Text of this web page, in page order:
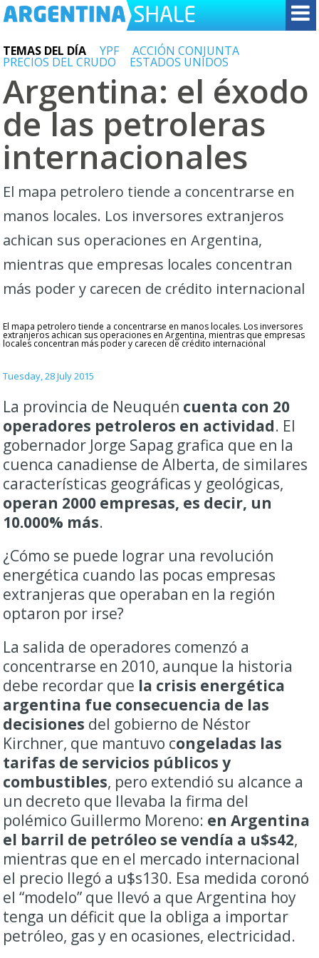
TEMAS DEL DÍA YPF ACCIÓN CONJUNTA
PRECIOS DEL CRUDO ESTADOS UNIDOS
Argentina: el éxodo
de las petroleras
internacionales
El mapa petrolero tiende a concentrarse en
manos locales. Los inversores extranjeros
achican sus operaciones en Argentina,
mientras que empresas locales concentran
más poder y carecen de crédito internacional
El mapa petrolero tiende a concentrarse en manos locales. Los inversores
extranjeros achican sus operaciones en Argentina, mientras que empresas
locales concentran más poder y carecen de crédito internacional
Tuesday, 28 July 2015
La provincia de Neuquén cuenta con 20
operadores petroleros en actividad. El
gobernador Jorge Sapag grafica que en la
cuenca canadiense de Alberta, de similares
características geográficas y geológicas,
operan 2000 empresas, es decir, un
10.000% más.
¿Cómo se puede lograr una revolución
energética cuando las pocas empresas
extranjeras que operaban en la región
optaron por irse?
La salida de operadores comenzó a
concentrarse en 2010, aunque la historia
debe recordar que la crisis energética
argentina fue consecuencia de las
decisiones del gobierno de Néstor
Kirchner, que mantuvo congeladas las
tarifas de servicios públicos y
combustibles, pero extendió su alcance a
un decreto que llevaba la firma del
polémico Guillermo Moreno: en Argentina
el barril de petróleo se vendía a u$s42,
mientras que en el mercado internacional
el precio llegó a u$s130. Esa medida coronó
el “modelo” que llevó a que Argentina hoy
tenga un déficit que la obliga a importar
petróleo, gas y en ocasiones, electricidad.